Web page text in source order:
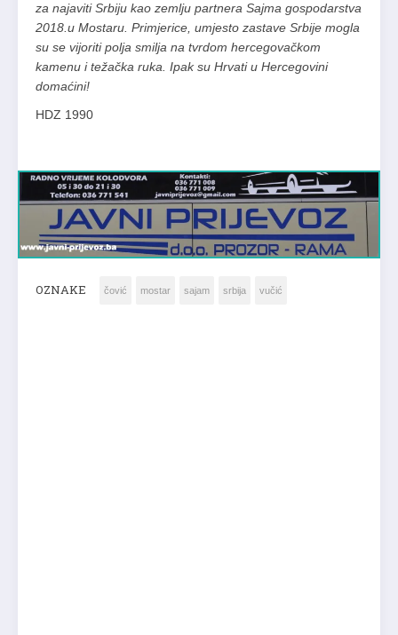
za najaviti Srbiju kao zemlju partnera Sajma gospodarstva
2018.u Mostaru. Primjerice, umjesto zastave Srbije mogla
su se vijoriti polja smilja na tvrdom hercegovačkom
kamenu i težačka ruka. Ipak su Hrvati u Hercegovini
domaćini!
HDZ 1990
OZNAKE čović mostar sajam srbija vučić